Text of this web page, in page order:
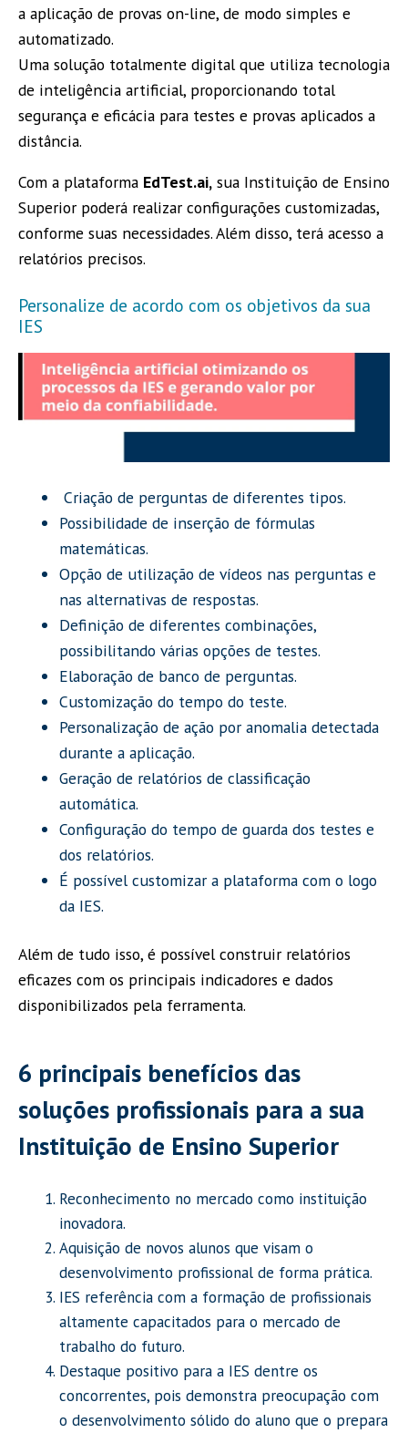
a aplicação de provas on-line, de modo simples e
automatizado.
Uma solução totalmente digital que utiliza tecnologia
de inteligência artificial, proporcionando total
segurança e eficácia para testes e provas aplicados a
distância.
Com a plataforma EdTest.ai, sua Instituição de Ensino
Superior poderá realizar configurações customizadas,
conforme suas necessidades. Além disso, terá acesso a
relatórios precisos.
Personalize de acordo com os objetivos da sua
IES
Criação de perguntas de diferentes tipos.
Possibilidade de inserção de fórmulas
matemáticas.
Opção de utilização de vídeos nas perguntas e
nas alternativas de respostas.
Definição de diferentes combinações,
possibilitando várias opções de testes.
Elaboração de banco de perguntas.
Customização do tempo do teste.
Personalização de ação por anomalia detectada
durante a aplicação.
Geração de relatórios de classificação
automática.
Configuração do tempo de guarda dos testes e
dos relatórios.
É possível customizar a plataforma com o logo
da IES.
Além de tudo isso, é possível construir relatórios
eficazes com os principais indicadores e dados
disponibilizados pela ferramenta.
6 principais benefícios das
soluções profissionais para a sua
Instituição de Ensino Superior
Reconhecimento no mercado como instituição
inovadora.
Aquisição de novos alunos que visam o
desenvolvimento profissional de forma prática.
IES referência com a formação de profissionais
altamente capacitados para o mercado de
trabalho do futuro.
Destaque positivo para a IES dentre os
concorrentes, pois demonstra preocupação com
o desenvolvimento sólido do aluno que o prepara